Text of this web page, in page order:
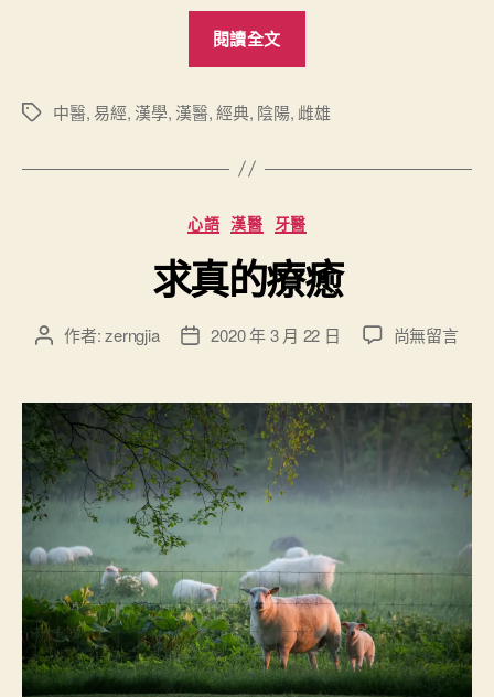
閱讀全文
雌
略
”
標
中醫, 易經, 漢學, 漢醫,經典, 陰陽, 雌雄
分
類
心語 漢醫 牙醫
求真的療癒
文
者
作者:zerngjia
文
佈
日
期
2020 年 3 月 22 日
在
真
的
癒
尚無留言